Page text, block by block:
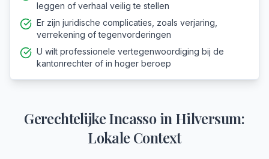
leggen of verhaal veilig te stellen
Er zijn juridische complicaties, zoals verjaring,
verrekening of tegenvorderingen
U wilt professionele vertegenwoordiging bij de
kantonrechter of in hoger beroep
Gerechtelijke Incassoin Hilversum:
Lokale Context